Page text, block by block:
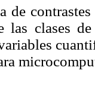
de
las clases